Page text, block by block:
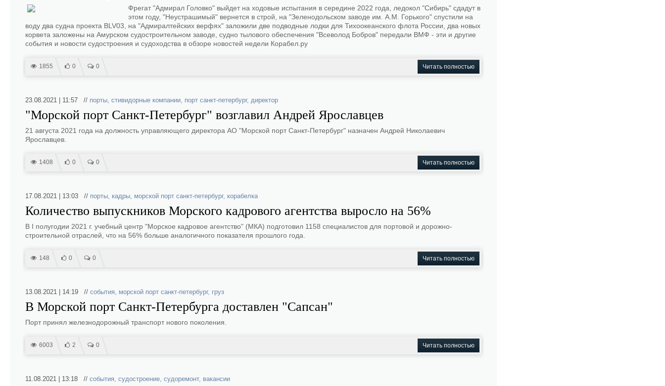
Фрегат "Адмирал Головко" выйдет на ходовые испытания в середине 2022 года, ледокол "Сибирь" сдадут в
этом году, "Неустрашимый" вернется в строй, на "Зеленодольском заводе им. А.М. Горького" спустили на
воду два судна проекта BLV03, на "Адмиралтейских верфях" заложили две подводные лодки для Тихоокеанского флота России, два новых
корвета заложены на Амурском судостроительном заводе, судно тылового обеспечения "Всеволод Бобров" передали ВМФ - эти и другие
события и новости судостроения и судоходства в обзоре новостей недели Корабел.ру
1855 0 0 Читать полностью
23.08.2021 | 11:57 // порты, стивидорные компании, порт санкт-петербург, директор
"Морской порт Санкт-Петербург" возглавил Андрей Ярославцев
21 августа 2021 года на должность управляющего директора АО "Морской порт Санкт-Петербург" назначен Андрей Николаевич
Ярославцев.
1408 0 0 Читать полностью
17.08.2021 | 13:03 // порты, кадры, морской порт санкт-петербург, корабелка
Количество выпускников Морского кадрового агентства выросло на 56%
В I полугодии 2021 г. учебный центр "Морское кадровое агентство" (МКА) подготовил 1158 специалистов для портовой и дорожно-
строительной отраслей, что на 56% больше аналогичного показателя прошлого года.
148 0 0 Читать полностью
13.08.2021 | 14:19 // события, морской порт санкт-петербург, груз
В Морской порт Санкт-Петербурга доставлен "Сапсан"
Порт принял железнодорожный транспорт нового поколения.
6003 2 0 Читать полностью
11.08.2021 | 13:18 // события, судостроение, судоремонт, вакансии